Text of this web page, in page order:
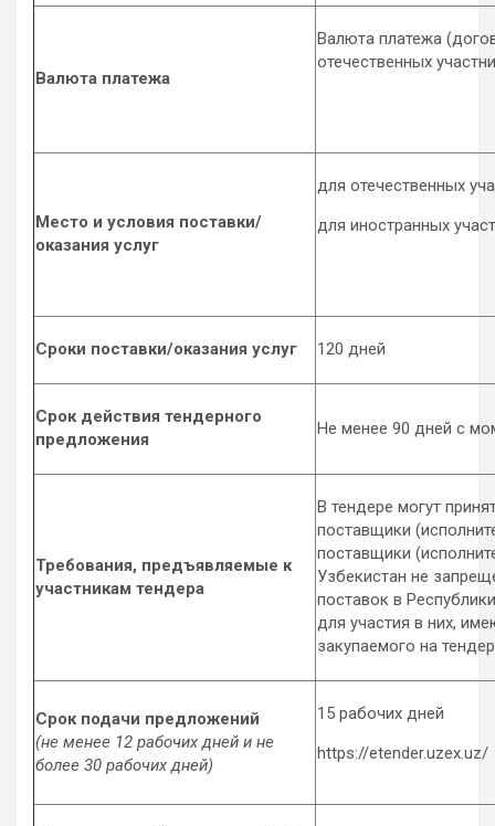
Валюта платежа
Валюта платежа
отечественных
Место и условия поставки/
оказания услуг
для отечественных
для иностранных
Сроки поставки/оказания услуг 120 дней
Срок действия тендерного
предложения
Не менее 90 дней с
Требования, предъявляемые к
участникам тендера
В тендере могут
поставщики
поставщики
Узбекистан не
поставок в
для участия в них,
закупаемого на
Срок подачи предложений
(не менее 12 рабочих дней и не
более 30 рабочих дней)
15 рабочих дней
https://etender.uzex.uz/